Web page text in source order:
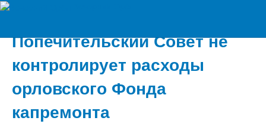
Попечительский Совет не
контролирует расходы
орловского Фонда
капремонта